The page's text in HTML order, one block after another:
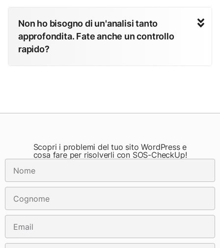
Non ho bisogno di un'analisi tanto
approfondita. Fate anche un controllo
rapido?
Scopri i problemi del tuo sito WordPress e
cosa fare per risolverli con SOS-CheckUp!